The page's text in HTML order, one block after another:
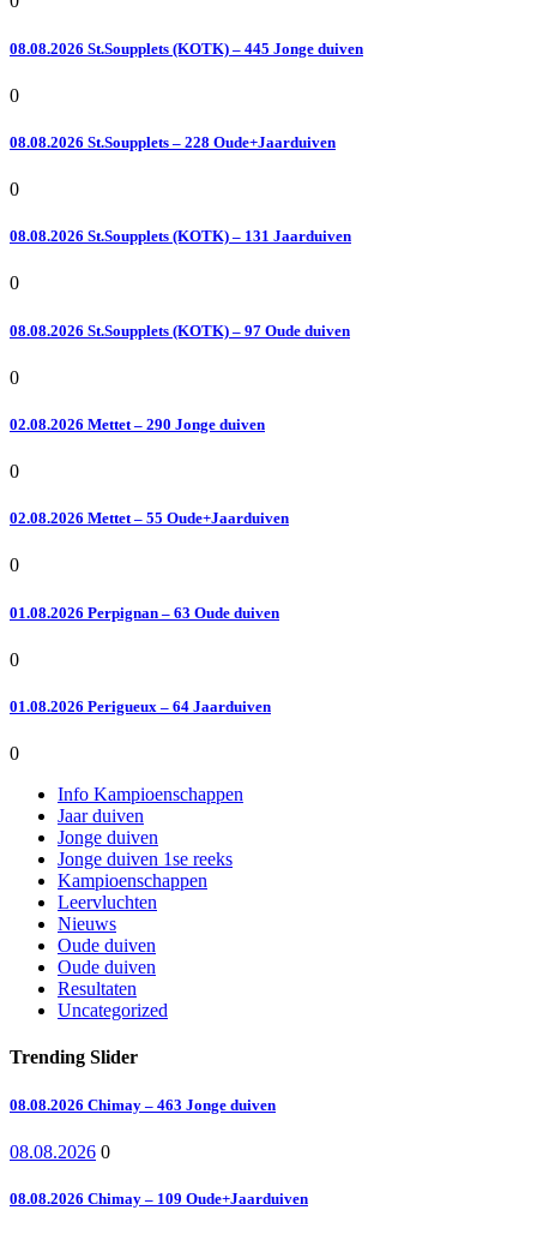
08.08.2026 St.Soupplets (KOTK) – 445 Jonge duiven
0
08.08.2026 St.Soupplets – 228 Oude+Jaarduiven
0
08.08.2026 St.Soupplets (KOTK) – 131 Jaarduiven
0
08.08.2026 St.Soupplets (KOTK) – 97 Oude duiven
0
02.08.2026 Mettet – 290 Jonge duiven
0
02.08.2026 Mettet – 55 Oude+Jaarduiven
0
01.08.2026 Perpignan – 63 Oude duiven
0
01.08.2026 Perigueux – 64 Jaarduiven
0
Info Kampioenschappen
Jaar duiven
Jonge duiven
Jonge duiven 1se reeks
Kampioenschappen
Leervluchten
Nieuws
Oude duiven
Oude duiven
Resultaten
Uncategorized
Trending Slider
08.08.2026 Chimay – 463 Jonge duiven
08.08.2026 0
08.08.2026 Chimay – 109 Oude+Jaarduiven